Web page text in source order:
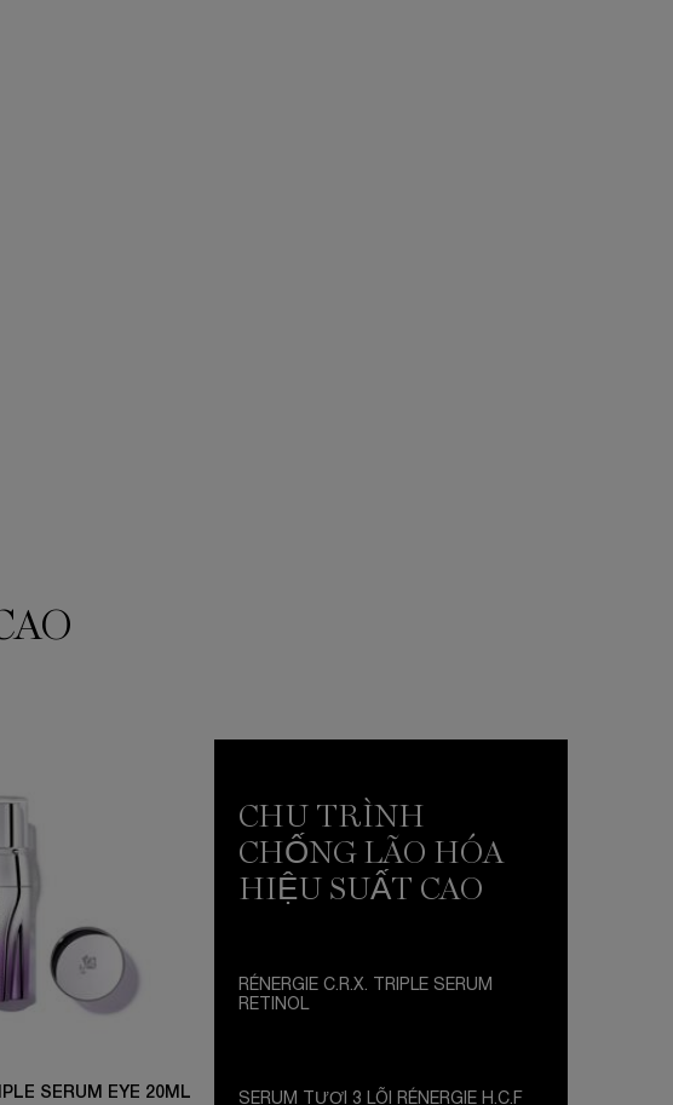
SERUM EYE 20ML
CHU TRÌNH
CHỐNG LÃO HÓA
HIỆU SUẤT CAO
RÉNERGIE C.R.X. TRIPLE SERUM
RETINOL
SERUM TƯƠI 3 LÕI RÉNERGIE H.C.F